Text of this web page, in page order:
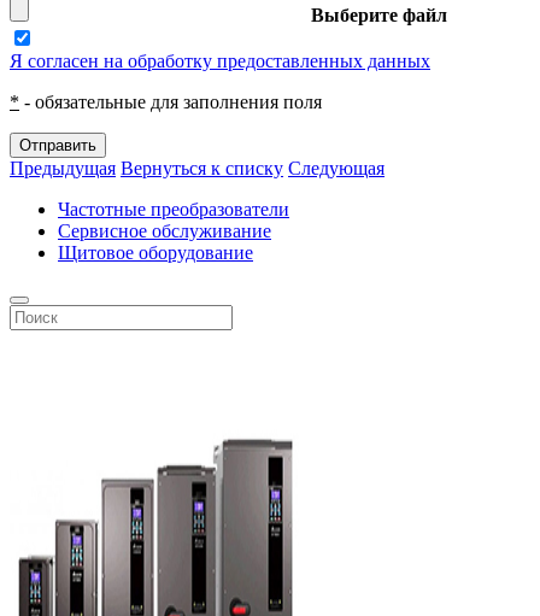
Выберите файл
Я согласен на обработку предоставленных данных
* - обязательные для заполнения поля
Отправить
Предыдущая Вернуться к списку Следующая
Частотные преобразователи
Сервисное обслуживание
Щитовое оборудование